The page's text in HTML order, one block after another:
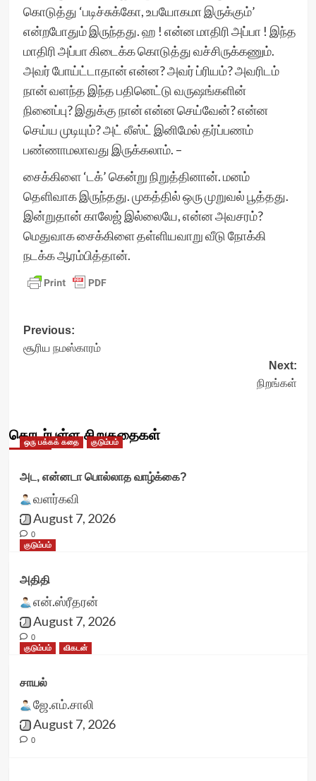
கொடுத்து ‘படிச்சுக்கோ, உபயோகமா இருக்கும்’
என்றபோதும் இருந்தது. ஹ ! என்ன மாதிரி அப்பா ! இந்த
மாதிரி அப்பா கிடைக்க கொடுத்து வச்சிருக்கணும்.
அவர் போய்ட்டாதான் என்ன? அவர் ப்ரியம்? அவரிடம்
நான் வளந்த இந்த பதினெட்டு வருஷங்களின்
நினைப்பு? இதுக்கு நான் என்ன செய்வேன்? என்ன
செய்ய முடியும்? அட் லீஸ்ட் இனிமேல் தர்ப்பணம்
பண்ணாமலாவது இருக்கலாம். –
சைக்கிளை ‘டக்’ கென்று நிறுத்தினான். மனம்
தெளிவாக இருந்தது. முகத்தில் ஒரு முறுவல் பூத்தது.
இன்றுதான் காலேஜ் இல்லையே, என்ன அவசரம்?
மெதுவாக சைக்கிளை தள்ளியவாறு வீடு நோக்கி
நடக்க ஆரம்பித்தான்.
Post
navigation
Previous:
சூரிய நமஸ்காரம்
Next:
நிறங்கள்
தொடர்புள்ள சிறுகதைகள்
ஒரு பக்கக் கதை குடும்பம்
அட, என்னடா பொல்லாத வாழ்க்கை?
வளர்கவி
August 7, 2026
0
குடும்பம்
அதிதி
என்.ஸ்ரீதரன்
August 7, 2026
0
குடும்பம்
விகடன்
சாயல்
ஜே.எம்.சாலி
August 7, 2026
0